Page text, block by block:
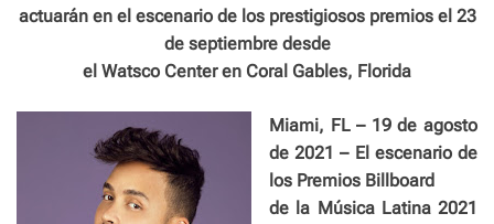
actuarán en el escenario de los prestigiosos premios el 23
de septiembre desde
el Watsco Center en Coral Gables, Florida
Miami, FL – 19 de agosto
de 2021 – El escenario de
los Premios Billboard
de la Música Latina 2021